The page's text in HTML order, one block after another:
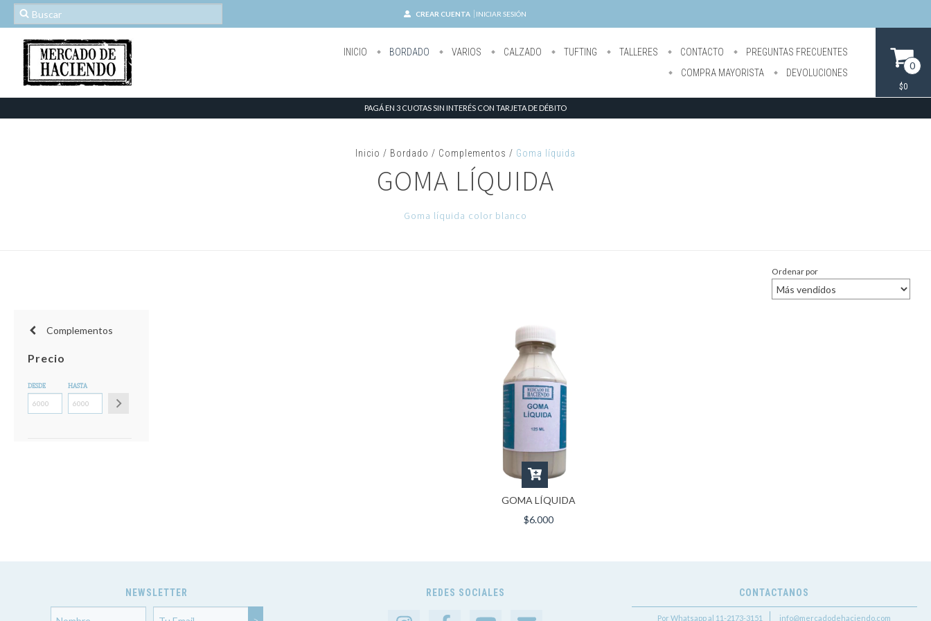
CREAR CUENTA INICIAR SESIÓN
INICIO BORDADO VARIOS CALZADO TUFTING TALLERES CONTACTO
PREGUNTAS FRECUENTES
COMPRA MAYORISTA
DEVOLUCIONES
0
$0
PAGÁ EN 3 CUOTAS SIN INTERÉS CON TARJETA DE DÉBITO
Inicio / Bordado / Complementos / Goma líquida
GOMA LÍQUIDA
Goma líquida color blanco
Ordenar por
Complementos
Precio
DESDE HASTA
GOMA LÍQUIDA
$6.000
NEWSLETTER REDES SOCIALES CONTACTANOS
Por Whatsapp al 11-2173-3151 info@mercadodehaciendo.com